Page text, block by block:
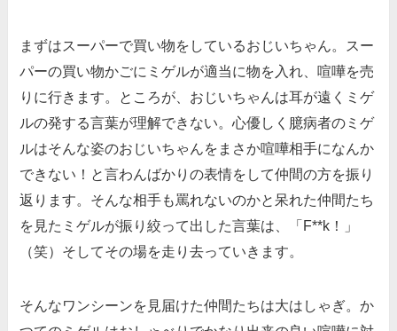
まずはスーパーで買い物をしているおじいちゃん。スー
パーの買い物かごにミゲルが適当に物を入れ、喧嘩を売
りに行きます。ところが、おじいちゃんは耳が遠くミゲ
ルの発する言葉が理解できない。心優しく臆病者のミゲ
ルはそんな姿のおじいちゃんをまさか喧嘩相手になんか
できない！と言わんばかりの表情をして仲間の方を振り
返ります。そんな相手も罵れないのかと呆れた仲間たち
を見たミゲルが振り絞って出した言葉は、「F**k！」
（笑）そしてその場を走り去っていきます。
そんなワンシーンを見届けた仲間たちは大はしゃぎ。か